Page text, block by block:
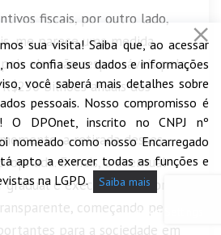
fiscais, por outro lado,
me parece uma medida
eles são responsáveis pela
bilhões anuais dos
a retirada desses
E mais, a eventual
e executada de forma
começando pelos
para a sociedade em
sua visita! Saiba que, ao acessar
confia seus dados e informações
você saberá mais detalhes sobre
pessoais. Nosso compromisso é
O DPOnet, inscrito no CNPJ nº
nomeado como nosso Encarregado
apto a exercer todas as funções e
na LGPD. Saiba mais
Cookie Settings